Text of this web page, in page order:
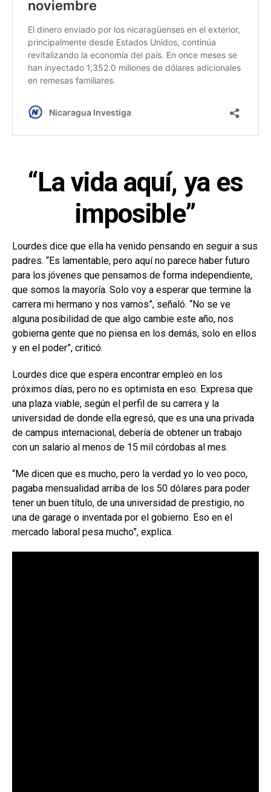
“La vida aquí, ya es
imposible”
Lourdes dice que ella ha venido pensando en seguir a sus
padres. “Es lamentable, pero aquí no parece haber futuro
para los jóvenes que pensamos de forma independiente,
que somos la mayoría. Solo voy a esperar que termine la
carrera mi hermano y nos vamos”, señaló. “No se ve
alguna posibilidad de que algo cambie este año, nos
gobierna gente que no piensa en los demás, solo en ellos
y en el poder”, criticó.
Lourdes dice que espera encontrar empleo en los
próximos días, pero no es optimista en eso. Expresa que
una plaza viable, según el perfil de su carrera y la
universidad de donde ella egresó, que es una una privada
de campus internacional, debería de obtener un trabajo
con un salario al menos de 15 mil córdobas al mes.
“Me dicen que es mucho, pero la verdad yo lo veo poco,
pagaba mensualidad arriba de los 50 dólares para poder
tener un buen título, de una universidad de prestigio, no
una de garage o inventada por el gobierno. Eso en el
mercado laboral pesa mucho”, explica.